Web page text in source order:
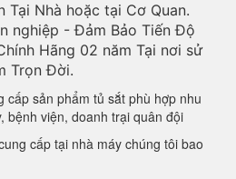
Tại Nhà hoặc tại Cơ Quan.
nghiệp - Đảm Bảo Tiến Độ
Hãng 02 năm Tại nơi sử
Trọn Đời.
cấp sản phẩm tủ sắt phù hợp nhu
bệnh viện, doanh trại quân đội
cấp tại nhà máy chúng tôi bao